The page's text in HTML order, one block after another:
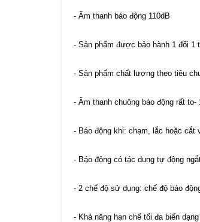
- Âm thanh báo động 110dB
- Sản phẩm được bảo hành 1 đổi 1
- Sản phẩm chất lượng theo tiêu
- Âm thanh chuông báo động rất
- Báo động khi: chạm, lắc hoặc cắt
- Báo động có tác dụng tự động
- 2 chế độ sử dụng: chế độ báo
- Khả năng hạn chế tối đa biến